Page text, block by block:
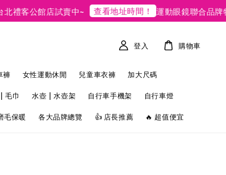
客公館店試賣中~ 查看地址時間！ 運動眼鏡聯合品牌特賣
褲 女性運動休閒 兒童車衣褲 加大尺碼
毛巾 水壺 | 水壺架 自行車手機架 自行車燈
毛保暖 各大品牌總覽 👍 店長推薦 🔥 超值便宜
登入 購物車